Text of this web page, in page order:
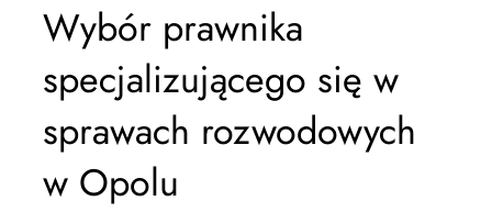
Wybór prawnika
specjalizującego się w
sprawach rozwodowych
w Opolu